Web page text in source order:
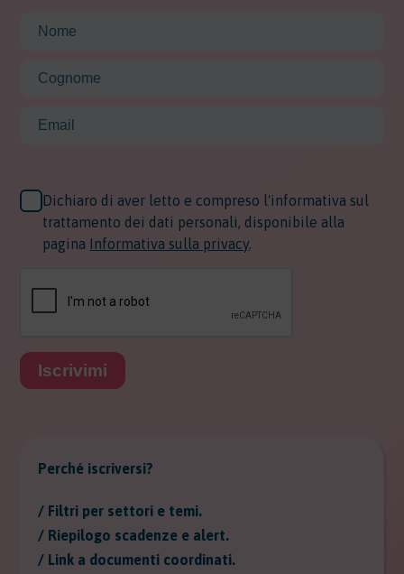
Dichiaro di aver letto e compreso l'informativa sul
trattamento dei dati personali, disponibile alla
pagina Informativa sulla privacy.
Iscrivimi
Perché iscriversi?
/ Filtri per settori e temi.
/ Riepilogo scadenze e alert.
/ Link a documenti coordinati.